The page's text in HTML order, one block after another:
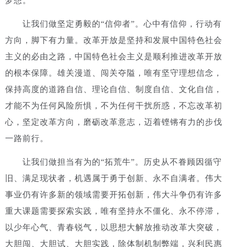
让我们做坚定勇毅的“信仰者”。 心中有信仰，行动有
方向，脚下有力量。改革开放是坚持和发展中国特色社会
主义的必由之路，中国特色社会主义是顺利推进改革开放
的根本保障。雄关漫道、闯关夺隘，唯有坚守理想信念，
保持高度的道路自信、理论自信、制度自信、文化自信，
才能不为任何风险所惧，不为任何干扰所惑，不忘改革初
心，坚定改革方向，磨砺改革意志，迈着铿锵有力的步伐
一路前行。
让我们做担当有为的“拓荒牛”。
历史从不眷顾因循守
旧、满足现状者，机遇属于勇于创新、永不自满者。伟大
事业仍有许多新的领域需要开拓创新，伟大斗争仍有许多
重大课题需要探索实践，唯有坚持永不僵化、永不停滞，
以少年心气、青春锐气，以思想大解放推动改革大突破，
大胆闯、大胆试、大胆实践，除体制机制弊端，兴利民惠